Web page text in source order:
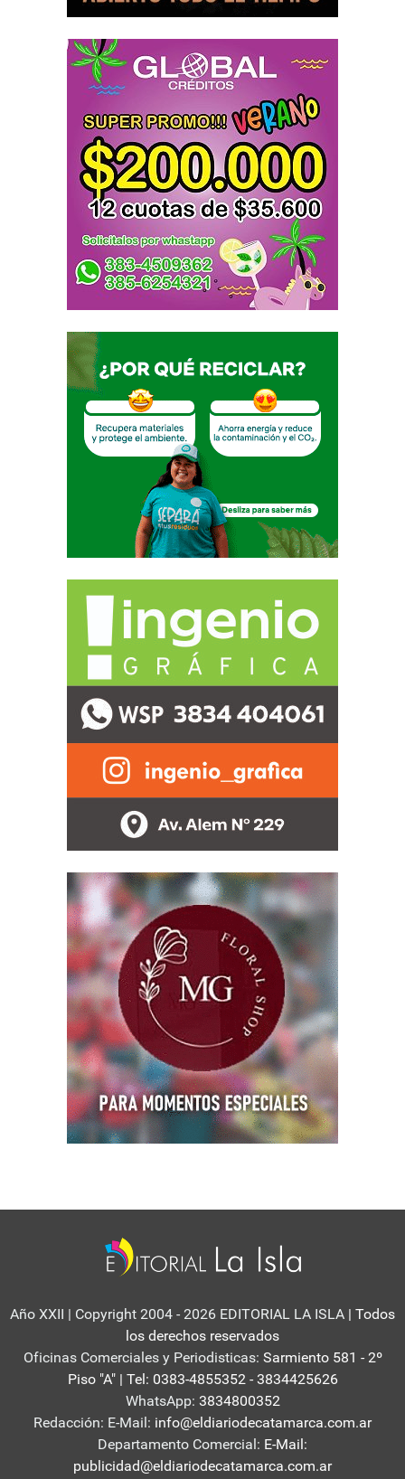
Año XXII | Copyright 2004 - 2026 EDITORIAL LA ISLA | Todos
los derechos reservados
Oficinas Comerciales y Periodisticas: Sarmiento 581 - 2º
Piso "A" | Tel: 0383-4855352 - 3834425626
WhatsApp: 3834800352
Redacción: E-Mail: info@eldiariodecatamarca.com.ar
Departamento Comercial: E-Mail:
publicidad@eldiariodecatamarca.com.ar